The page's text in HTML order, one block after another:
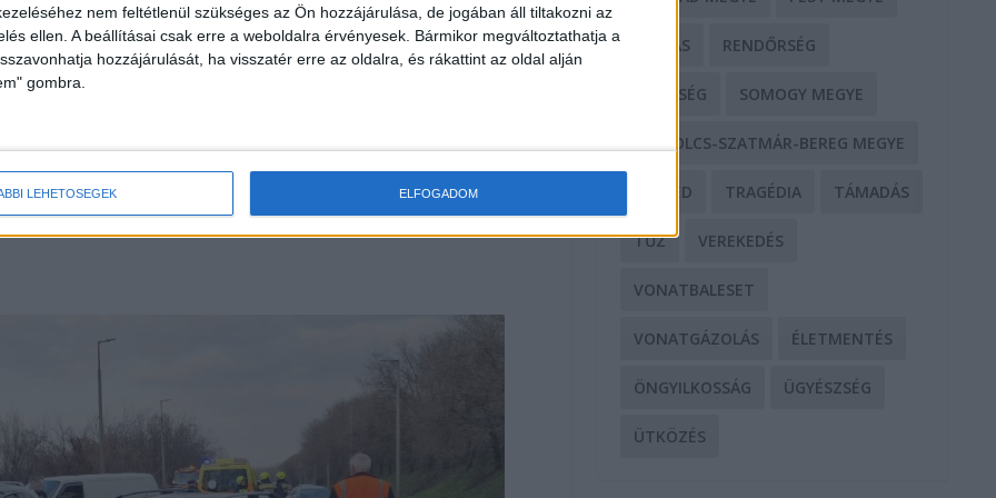
nem feltétlenül szükséges az Ön hozzájárulása, de jogában áll tiltakozni az
ellen. A beállításai csak erre a weboldalra érvényesek. Bármikor megváltoztathatja a
hozzájárulását, ha visszatér erre az oldalra, és rákattint az oldal alján
gombra.
LEHETŐSÉGEK ELFOGADOM
koccant, ettől viszont a Dacia megpördült és
sávban szemből egy Nissan X-Trail közeledett,
kikerülni az elé sodródó kombit, elrántotta
szemből nagy erővel belecsapódott a Nissan
RABLÁS RENDŐRSÉG
SEGÍTSÉG SOMOGY MEGYE
SZABOLCS-SZATMÁR-BEREG MEGYE
SZEGED TRAGÉDIA TÁMADÁS
TŰZ VEREKEDÉS
VONATBALESET
VONATGÁZOLÁS ÉLETMENTÉS
ÖNGYILKOSSÁG ÜGYÉSZSÉG
ÜTKÖZÉS